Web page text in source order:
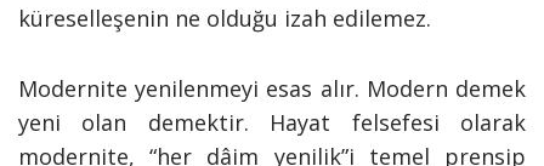
küreselleşenin ne olduğu izah edilemez.
Modernite yenilenmeyi esas alır. Modern demek
yeni olan demektir. Hayat felsefesi olarak
modernite, “her dâim yenilik”i temel prensip